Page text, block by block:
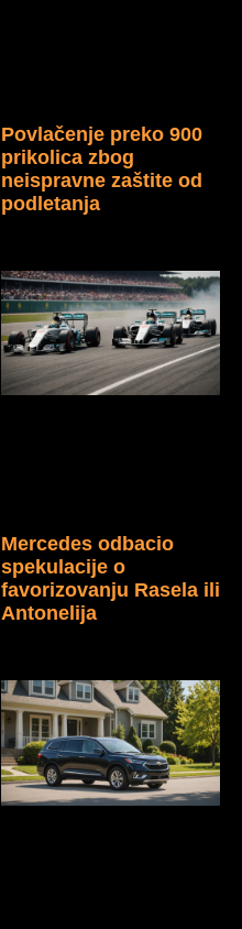
Povlačenje preko 900
prikolica zbog
neispravne zaštite od
podletanja
Mercedes odbacio
spekulacije o
favorizovanju Rasela ili
Antonelija